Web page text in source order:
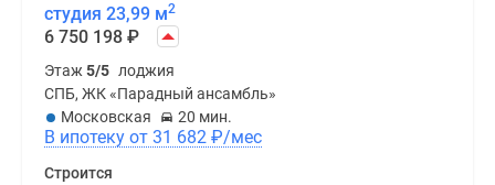
студия 23,99 м2
6 750 198 ₽
Этаж5/5 лоджия
СПБ, ЖК «Парадный ансамбль»
Московская
20 мин.
В ипотеку от 31 682 ₽/мес
Строится